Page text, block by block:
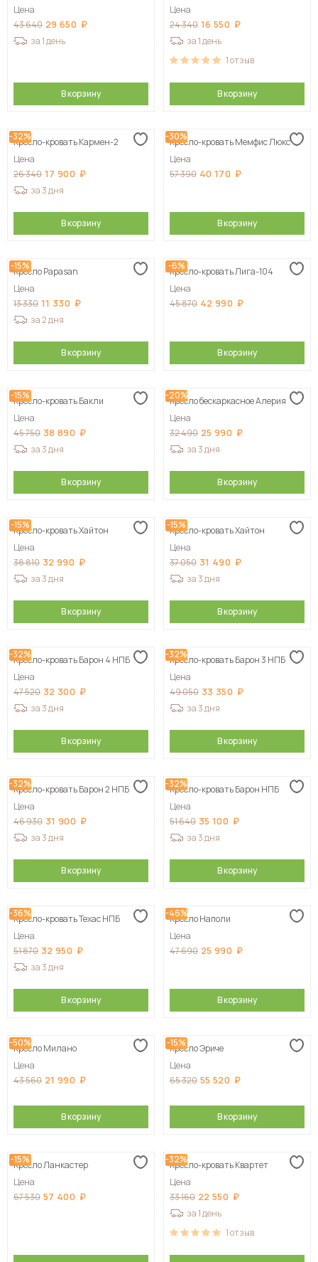
Цена
43 640 29 650
за 1 день
В корзину
Цена
24 340 16 550
за 1 день
1отзыв
В корзину
-32%
Кресло-кровать Кармен-2
Цена
26 340 17 900
за 3 дня
В корзину
-30%
Кресло-кровать Мемфис Люкс
Цена
57 390 40 170
В корзину
-15%
Кресло Papasan
Цена
13 330 11 330
за 2 дня
В корзину
-6%
Кресло-кровать Лига-104
Цена
45 870 42 990
В корзину
-15%
Кресло-кровать Бакли
Цена
45 750 38 890
за 3 дня
В корзину
-20%
Кресло бескаркасное Алерия
Цена
32 490 25 990
за 3 дня
В корзину
-15%
Кресло-кровать Хайтон
Цена
38 810 32 990
за 3 дня
В корзину
-15%
Кресло-кровать Хайтон
Цена
37 050 31 490
за 3 дня
В корзину
-32%
Кресло-кровать Барон 4 НПБ
Цена
47 520 32 300
за 3 дня
В корзину
-32%
Кресло-кровать Барон 3 НПБ
Цена
49 050 33 350
за 3 дня
В корзину
-32%
Кресло-кровать Барон 2 НПБ
Цена
46 930 31 900
за 3 дня
В корзину
-32%
Кресло-кровать Барон НПБ
Цена
51 640 35 100
за 3 дня
В корзину
-36%
Кресло-кровать Техас НПБ
Цена
51 870 32 950
за 3 дня
В корзину
-46%
Кресло Наполи
Цена
47 690 25 990
В корзину
-50%
Кресло Милано
Цена
43 560 21 990
В корзину
-15%
Кресло Эриче
Цена
65 320 55 520
В корзину
-15%
Кресло Ланкастер
Цена
67 530 57 400
-32%
Кресло-кровать Квартет
Цена
33 160 22 550
за 1 день
1отзыв